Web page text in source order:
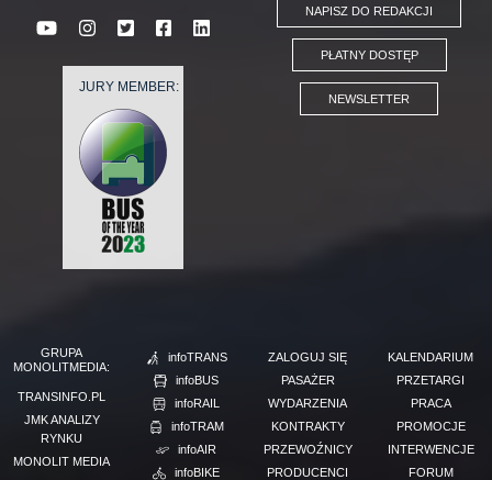
JURY MEMBER:
NAPISZ DO REDAKCJI
PŁATNY DOSTĘP
NEWSLETTER
GRUPA
MONOLITMEDIA:
TRANSINFO.PL
JMK ANALIZY
RYNKU
MONOLIT MEDIA
infoTRANS
infoBUS
infoRAIL
infoTRAM
infoAIR
infoBIKE
ZALOGUJ SIĘ
PASAŻER
WYDARZENIA
KONTRAKTY
PRZEWOŹNICY
PRODUCENCI
KALENDARIUM
PRZETARGI
PRACA
PROMOCJE
INTERWENCJE
FORUM